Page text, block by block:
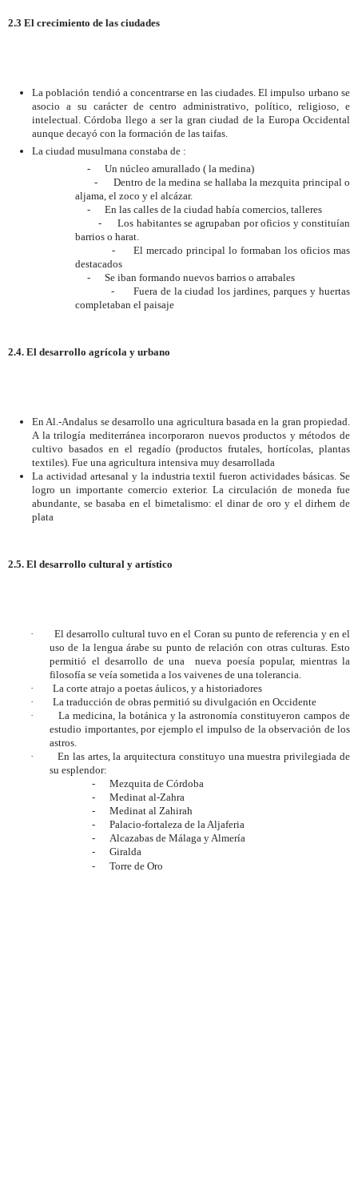
2.3 El crecimiento de las ciudades
La población tendió a concentrarse en las ciudades. El impulso urbano se
asocio a su carácter de centro administrativo, político, religioso, e
intelectual. Córdoba llego a ser la gran ciudad de la Europa Occidental
aunque decayó con la formación de las taifas.
La ciudad musulmana constaba de :
-
Un núcleo amurallado ( la medina)
-
Dentro de la medina se hallaba la mezquita principal o
aljama, el zoco y el alcázar.
-
En las calles de la ciudad había comercios, talleres
-
Los habitantes se agrupaban por oficios y constituían
barrios o harat.
-
El mercado principal lo formaban los oficios mas
destacados
-
Se iban formando nuevos barrios o arrabales
-
Fuera de la ciudad los jardines, parques y huertas
completaban el paisaje
2.4. El desarrollo agrícola y urbano
En Al.-Andalus se desarrollo una agricultura basada en la gran propiedad.
A la trilogía mediterránea incorporaron nuevos productos y métodos de
cultivo basados en el regadío (productos frutales, hortícolas, plantas
textiles). Fue una agricultura intensiva muy desarrollada
La actividad artesanal y la industria textil fueron actividades básicas. Se
logro un importante comercio exterior. La circulación de moneda fue
abundante, se basaba en el bimetalismo: el dinar de oro y el dirhem de
plata
2.5. El desarrollo cultural y artístico
·
El desarrollo cultural tuvo en el Coran su punto de referencia y en el
uso de la lengua árabe su punto de relación con otras culturas. Esto
permitió el desarrollo de una
nueva poesía popular, mientras la
filosofía se veía sometida a los vaivenes de una tolerancia.
·
La corte atrajo a poetas áulicos, y a historiadores
·
La traducción de obras permitió su divulgación en Occidente
·
La medicina, la botánica y la astronomía constituyeron campos de
estudio importantes, por ejemplo el impulso de la observación de los
astros.
·
En las artes, la arquitectura constituyo una muestra privilegiada de
su esplendor:
-
Mezquita de Córdoba
-
Medinat al-Zahra
-
Medinat al Zahirah
-
Palacio-fortaleza de la Aljaferia
-
Alcazabas de Málaga y Almería
-
Giralda
-
Torre de Oro